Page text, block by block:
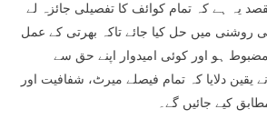
یہ ہے کہ تمام کوائف کا تفصیلی جائزہ لے
روشنی میں حل کیا جائے تاکہ بھرتی کے عمل
مضبوط ہو اور کوئی امیدوار اپنے حق سے
یقین دلایا کہ تمام فیصلے میرٹ، شفافیت اور
کیے جائیں گے۔